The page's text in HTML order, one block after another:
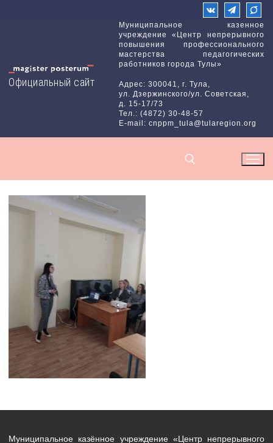
Официальный сайт
Муниципальное казенное
учреждение «Центр непрерывного
повышения профессионального
мастерства педагогических
работников города Тулы»
Адрес: 300041, г. Тула,
ул. Дзержинского/ул. Советская,
д. 15-17/73
Тел.: (4872) 30-48-57
E-mail: cnppm_tula@tularegion.org
Найти:
Муниципальное казённое учреждение «Центр непрерывного